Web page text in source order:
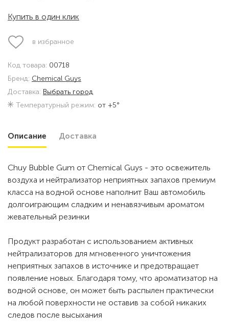
Купить в один клик
в избранное
Код товара: 00718
Бренд: Chemical Guys
Доставка: Выбрать город
Температурный режим: от +5°
Описание Доставка
Chuy Bubble Gum от Chemical Guys - это освежитель
воздуха и нейтрализатор неприятных запахов премиум
класса на водной основе наполнит Ваш автомобиль
долгоиграющим сладким и ненавязчивым ароматом
жевательный резинки
Продукт разработан с использованием активных
нейтрализаторов для мгновенного уничтожения
неприятных запахов в источнике и предотвращает
появление новых. Благодаря тому, что ароматизатор на
водной основе, он может быть распылен практически
на любой поверхности не оставив за собой никаких
следов после высыхания